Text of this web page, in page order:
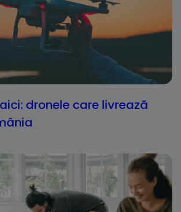
dronele care livrează